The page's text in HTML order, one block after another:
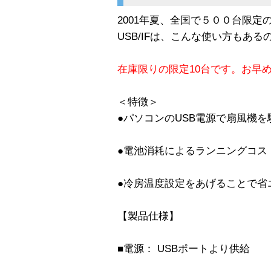
2001年夏、全国で５００台限定
USB/IFは、こんな使い方もある
在庫限りの限定10台です。お早
＜特徴＞
●パソコンのUSB電源で扇風機を
●電池消耗によるランニングコス
●冷房温度設定をあげることで
【製品仕様】
■電源： USBポートより供給